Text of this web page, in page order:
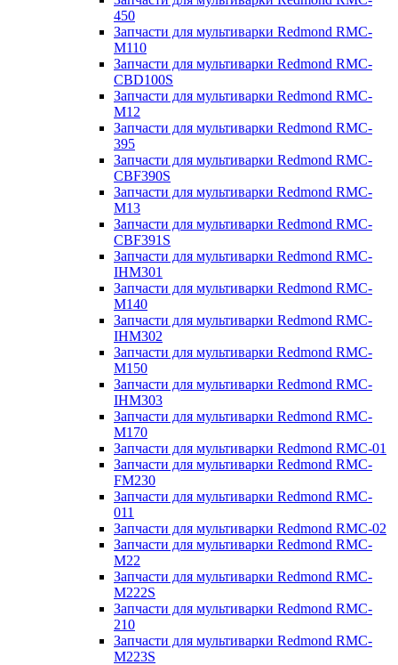
450
Запчасти для мультиварки Redmond RMC-
M110
Запчасти для мультиварки Redmond RMC-
CBD100S
Запчасти для мультиварки Redmond RMC-
M12
Запчасти для мультиварки Redmond RMC-
395
Запчасти для мультиварки Redmond RMC-
CBF390S
Запчасти для мультиварки Redmond RMC-
M13
Запчасти для мультиварки Redmond RMC-
CBF391S
Запчасти для мультиварки Redmond RMC-
IHM301
Запчасти для мультиварки Redmond RMC-
M140
Запчасти для мультиварки Redmond RMC-
IHM302
Запчасти для мультиварки Redmond RMC-
M150
Запчасти для мультиварки Redmond RMC-
IHM303
Запчасти для мультиварки Redmond RMC-
M170
Запчасти для мультиварки Redmond RMC-01
Запчасти для мультиварки Redmond RMC-
FM230
Запчасти для мультиварки Redmond RMC-
011
Запчасти для мультиварки Redmond RMC-02
Запчасти для мультиварки Redmond RMC-
M22
Запчасти для мультиварки Redmond RMC-
M222S
Запчасти для мультиварки Redmond RMC-
210
Запчасти для мультиварки Redmond RMC-
M223S